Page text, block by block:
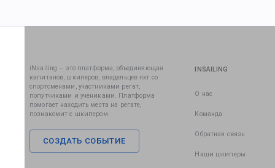
iNsailing – это платформа, объединяющая
капитанов, шкиперов, владельцев яхт со
спортсменами, участниками регат,
попутчиками и учениками. Платформа
помогает находить места на регате,
познакомит с шкипером.
СОЗДАТЬ СОБЫТИЕ
INSAILING
О нас
Команда
Обратная связь
Наши шкиперы